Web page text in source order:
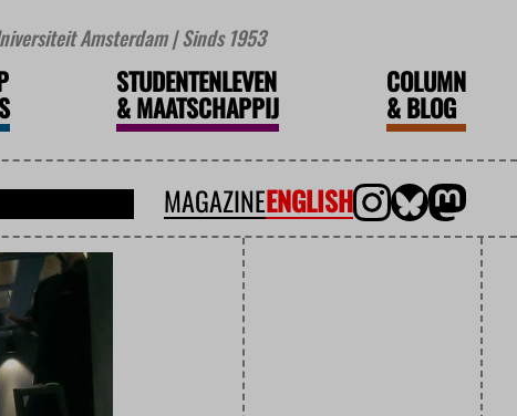
Amsterdam | Sinds 1953
STUDENTENLEVEN
&MAATSCHAPPIJ
COLUMN
&BLOG
MAGAZINEENGLISH